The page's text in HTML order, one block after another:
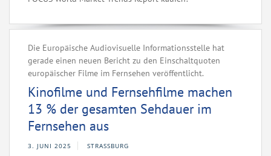
Die Europäische Audiovisuelle Informationsstelle hat
gerade einen neuen Bericht zu den Einschaltquoten
europäischer Filme im Fernsehen veröffentlicht.
Kinofilme und Fernsehfilme machen
13 % der gesamten Sehdauer im
Fernsehen aus
3. JUNI 2025 STRASSBURG